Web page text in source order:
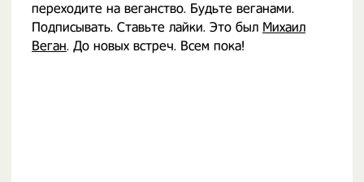
переходите на веганство. Будьте веганами.
Подписывать. Ставьте лайки. Это был Михаил
Веган. До новых встреч. Всем пока!